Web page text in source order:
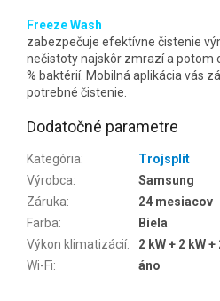
Freeze Wash
zabezpečuje efektívne čistenie
nečistoty najskôr zmrazí a potom
% baktérií. Mobilná aplikácia vás
potrebné čistenie.
Dodatočné parametre
Kategória:
Trojsplit
Výrobca:
Samsung
Záruka:
24 mesiacov
Farba:
Biela
Výkon klimatizácií:
2 kW + 2 kW +
Wi-Fi: áno